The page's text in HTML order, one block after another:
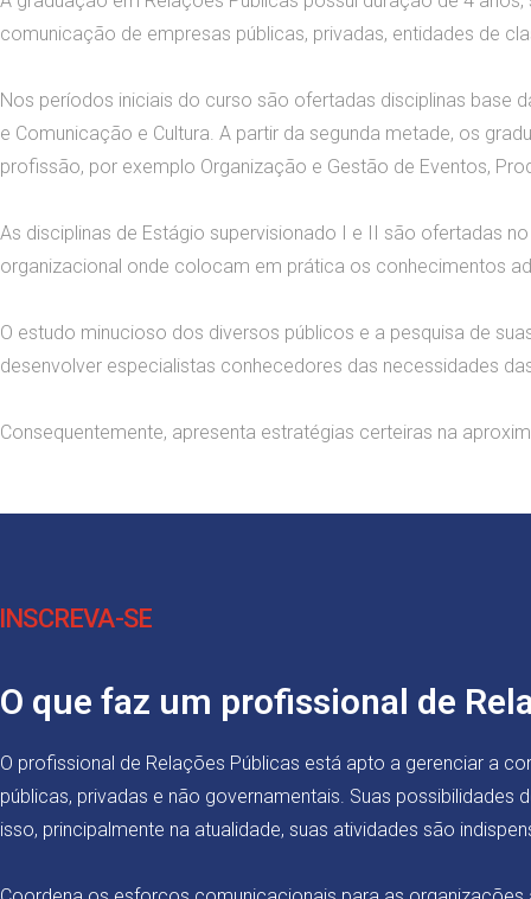
comunicação de empresas públicas, privadas, entidades de
Nos períodos iniciais do curso são ofertadas disciplinas base
e Comunicação e Cultura. A partir da segunda metade, os
profissão, por exemplo Organização e Gestão de Eventos,
As disciplinas de Estágio supervisionado I e II são ofertadas
organizacional onde colocam em prática os conhecimentos
O estudo minucioso dos diversos públicos e a pesquisa de
desenvolver especialistas conhecedores das necessidades
Consequentemente, apresenta estratégias certeiras na
INSCREVA-SE
O que faz um profissional de
O profissional de Relações Públicas está apto a gerenciar a
públicas, privadas e não governamentais. Suas possibilidades
isso, principalmente na atualidade, suas atividades são